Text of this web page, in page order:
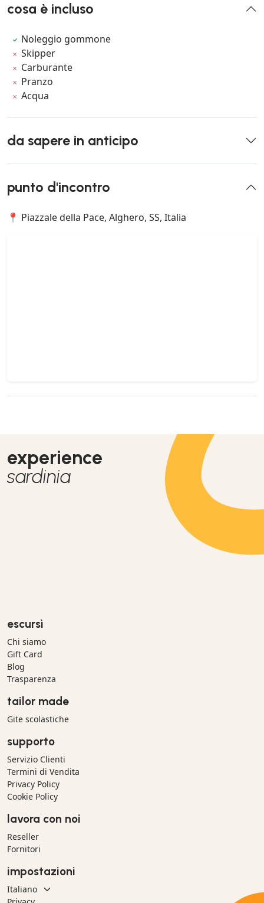
cosa è incluso
Noleggio gommone
Skipper
Carburante
Pranzo
Acqua
da sapere in anticipo
punto d'incontro
📍 Piazzale della Pace, Alghero, SS, Italia
experience
sardinia
escursì
Chi siamo
Gift Card
Blog
Trasparenza
tailor made
Gite scolastiche
supporto
Servizio Clienti
Termini di Vendita
Privacy Policy
Cookie Policy
lavora con noi
Reseller
Fornitori
impostazioni